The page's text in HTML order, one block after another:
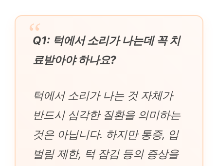
Q1: 턱에서 소리가 나는데 꼭 치
료받아야 하나요?
턱에서 소리가 나는 것 자체가
반드시 심각한 질환을 의미하는
것은 아닙니다. 하지만 통증, 입
벌림 제한, 턱 잠김 등의 증상을